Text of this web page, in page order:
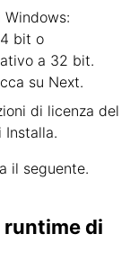
bit o
a 32 bit.
su Next.
di licenza del
il seguente.
runtime di